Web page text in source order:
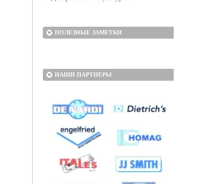
ПОЛЕЗНЫЕ ЗАМЕТКИ
НАШИ ПАРТНЕРЫ